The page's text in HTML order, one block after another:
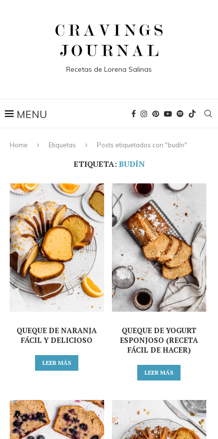
Recetas de Lorena Salinas
Home Etiquetas Posts etiquetados con "budín"
ETIQUETA:BUDÍN
QUEQUE DE NARANJA
FÁCIL Y DELICIOSO
LEER MÁS
QUEQUE DE YOGURT
ESPONJOSO (RECETA
FÁCIL DE HACER)
LEER MÁS